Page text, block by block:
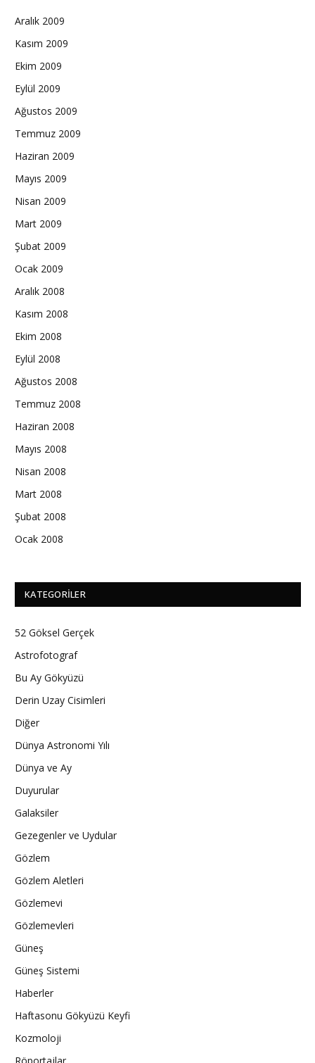
Aralık 2009
Kasım 2009
Ekim 2009
Eylül 2009
Ağustos 2009
Temmuz 2009
Haziran 2009
Mayıs 2009
Nisan 2009
Mart 2009
Şubat 2009
Ocak 2009
Aralık 2008
Kasım 2008
Ekim 2008
Eylül 2008
Ağustos 2008
Temmuz 2008
Haziran 2008
Mayıs 2008
Nisan 2008
Mart 2008
Şubat 2008
Ocak 2008
KATEGORILER
52 Göksel Gerçek
Astrofotograf
Bu Ay Gökyüzü
Derin Uzay Cisimleri
Diğer
Dünya Astronomi Yılı
Dünya ve Ay
Duyurular
Galaksiler
Gezegenler ve Uydular
Gözlem
Gözlem Aletleri
Gözlemevi
Gözlemevleri
Güneş
Güneş Sistemi
Haberler
Haftasonu Gökyüzü Keyfi
Kozmoloji